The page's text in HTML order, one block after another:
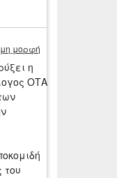
μορφή
η
ΟΤΑ
του